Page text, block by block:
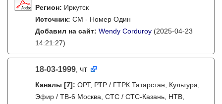
Регион: Иркутск
Источник: СМ - Номер Один
Добавил на сайт: Wendy Corduroy (2025-04-23
14:21:27)
18-03-1999, чт
Каналы [7]: ОРТ, РТР / ГТРК Татарстан, Культура,
Эфир / ТВ-6 Москва, СТС / СТС-Казань, НТВ,